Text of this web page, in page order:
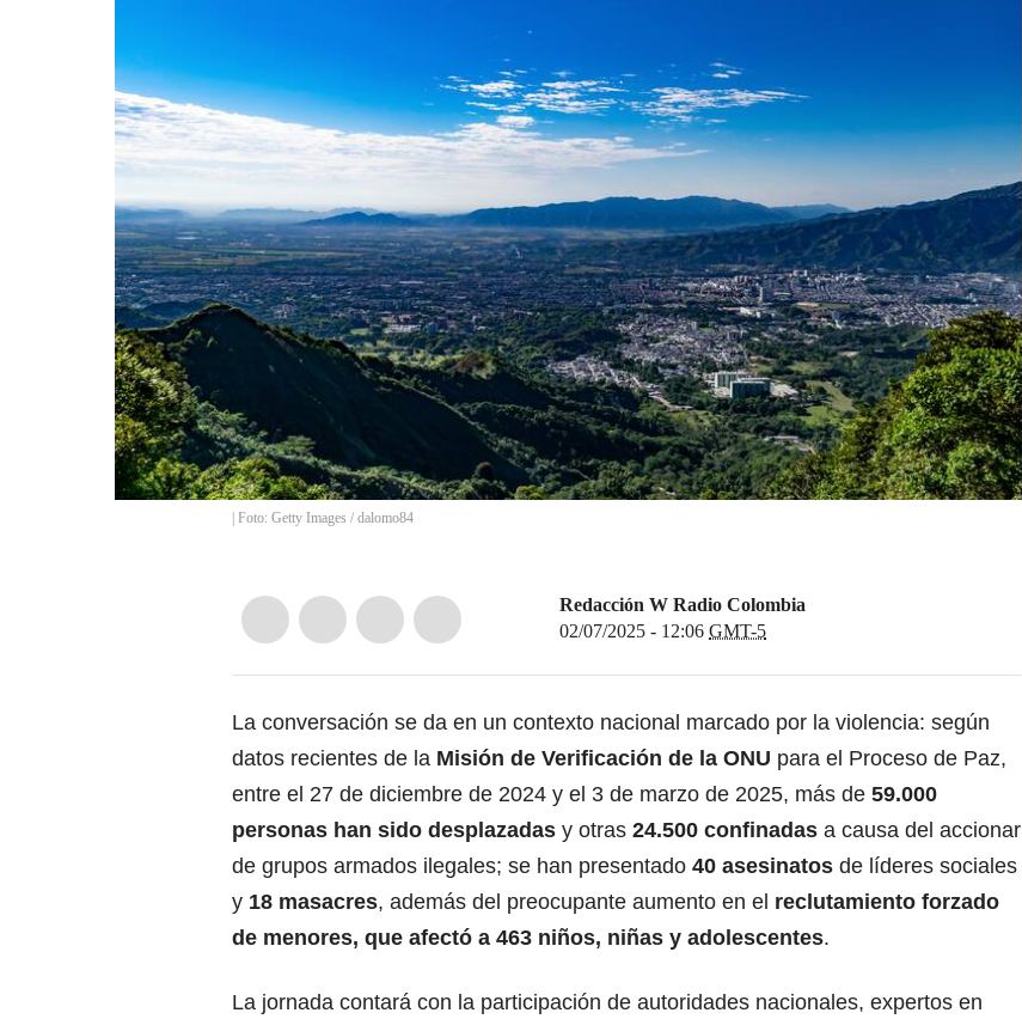
| Foto: Getty Images / dalomo84
Redacción W Radio Colombia
02/07/2025 - 12:06 GMT-5
La conversación se da en un contexto nacional marcado por la violencia: según
datos recientes de la Misión de Verificación de la ONU para el Proceso de Paz,
entre el 27 de diciembre de 2024 y el 3 de marzo de 2025, más de 59.000
personas han sido desplazadas y otras 24.500 confinadas a causa del accionar
de grupos armados ilegales; se han presentado 40 asesinatos de líderes sociales
y 18 masacres, además del preocupante aumento en el reclutamiento forzado
de menores, que afectó a 463 niños, niñas y adolescentes.
La jornada contará con la participación de autoridades nacionales, expertos en